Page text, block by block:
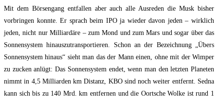
Mit dem Börsengang entfallen aber auch alle Ausreden die Musk bisher
vorbringen konnte. Er sprach beim IPO ja wieder davon jeden – wirklich
jeden, nicht nur Milliardäre – zum Mond und zum Mars und sogar über das
Sonnensystem hinauszutransportieren. Schon an der Bezeichnung „Übers
Sonnensystem hinaus“ sieht man das der Mann einen, ohne mit der Wimper
zu zucken anlügt: Das Sonnensystem endet, wenn man den letzten Planeten
nimmt in 4,5 Milliarden km Distanz, KBO sind noch weiter entfernt. Sedna
kann sich bis zu 140 Mrd. km entfernen und die Oortsche Wolke ist rund 1